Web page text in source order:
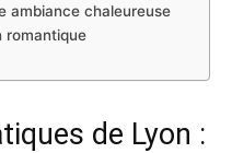
ambiance chaleureuse
romantique
de Lyon :